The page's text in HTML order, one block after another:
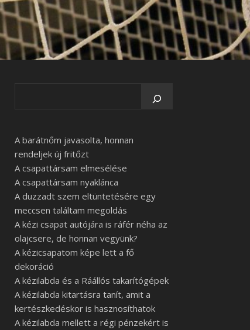
A barátnőm javasolta, honnan
rendeljek új fritőzt
A csapattársam elmesélése
A csapattársam nyaklánca
A duzzadt szem eltüntetésére egy
meccsen találtam megoldás
A kézi csapat autójára is ráfér néha az
olajcsere, de honnan vegyünk?
A kézicsapatom képe lett a fő
dekoráció
A kézilabda és a Ráállós takarítógépek
A kézilabda kitartásra tanít, amit a
kertészkedéskor is hasznosíthatok
A kézilabda mellett a régi pénzekért is